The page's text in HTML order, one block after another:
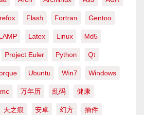
Flash Fortran Gentoo
Latex Linux Md5
Project Euler Python Qt
Ubuntu Win7 Windows
万年历 乱码 健康
天之痕 安卓 幻方 插件